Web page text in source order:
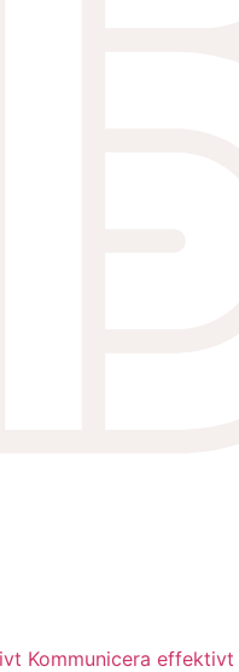
Kommunicera effektivt